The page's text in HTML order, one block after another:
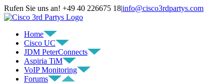
Rufen Sie uns an! +49 40 226675 18|info@cisco3rdpartys.com
Home
Cisco UC
JDM PeterConnects
Aspiria TiM
VoIP Monitoring
Forums